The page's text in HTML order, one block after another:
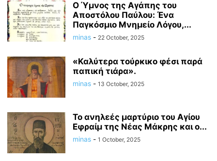
Ο Ύμνος της Αγάπης του
Αποστόλου Παύλου: Ένα
Παγκόσμιο Μνημείο Λόγου,...
minas - 22 October, 2025
«Καλύτερα τούρκικο φέσι παρά
παπική τιάρα».
minas - 13 October, 2025
Το ανηλεές μαρτύριο του Αγίου
Εφραίμ της Νέας Μάκρης και ο...
minas - 1 October, 2025